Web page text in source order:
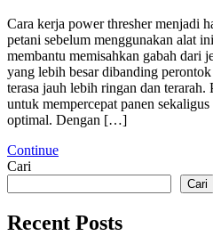
Cara kerja power thresher menjadi
petani sebelum menggunakan alat
membantu memisahkan gabah dari
yang lebih besar dibanding
terasa jauh lebih ringan dan terarah.
untuk mempercepat panen
optimal. Dengan […]
Continue
Cari
Cari
Recent Posts